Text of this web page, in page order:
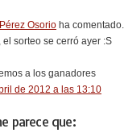
Osorio ha comentado...
el sorteo se cerró ayer :S
a los ganadores
de 2012 a las 13:10
parece que: